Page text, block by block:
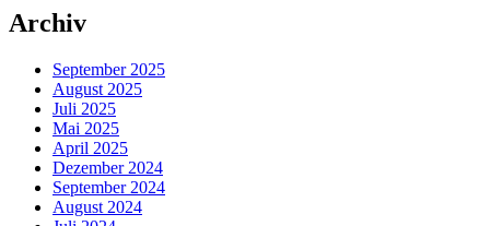
Archiv
September 2025
August 2025
Juli 2025
Mai 2025
April 2025
Dezember 2024
September 2024
August 2024